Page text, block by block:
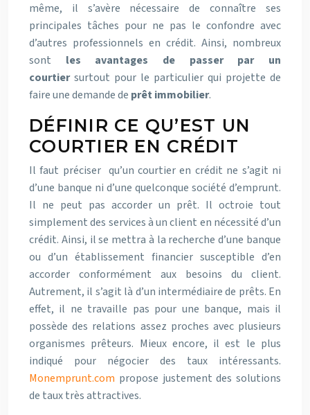
même, il s’avère nécessaire de connaître ses
principales tâches pour ne pas le confondre avec
d’autres professionnels en crédit. Ainsi, nombreux
sont les avantages de passer par un
courtiersurtout pour le particulier qui projette de
faire une demande de prêt immobilier.
DÉFINIR CE QU’EST UN
COURTIER EN CRÉDIT
Il faut préciser qu’un courtier en crédit ne s’agit ni
d’une banque ni d’une quelconque société d’emprunt.
Il ne peut pas accorder un prêt. Il octroie tout
simplement des services à un client en nécessité d’un
crédit. Ainsi, il se mettra à la recherche d’une banque
ou d’un établissement financier susceptible d’en
accorder conformément aux besoins du client.
Autrement, il s’agit là d’un intermédiaire de prêts. En
effet, il ne travaille pas pour une banque, mais il
possède des relations assez proches avec plusieurs
organismes prêteurs. Mieux encore, il est le plus
indiqué pour négocier des taux intéressants.
Monemprunt.com propose justement des solutions
de taux très attractives.